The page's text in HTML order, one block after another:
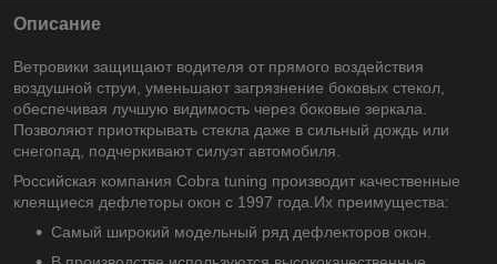
Описание
Ветровики защищают водителя от прямого воздействия
воздушной струи, уменьшают загрязнение боковых стекол,
обеспечивая лучшую видимость через боковые зеркала.
Позволяют приоткрывать стекла даже в сильный дождь или
снегопад, подчеркивают силуэт автомобиля.
Российская компания Cobra tuning производит качественные
клеящиеся дефлеторы окон с 1997 года.Их преимущества:
Самый широкий модельный ряд дефлекторов окон.